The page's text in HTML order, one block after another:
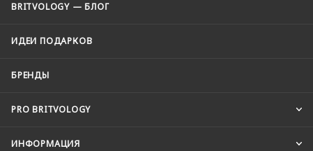
BRITVOLOGY — БЛОГ
ИДЕИ ПОДАРКОВ
БРЕНДЫ
PRO BRITVOLOGY
ИНФОРМАЦИЯ